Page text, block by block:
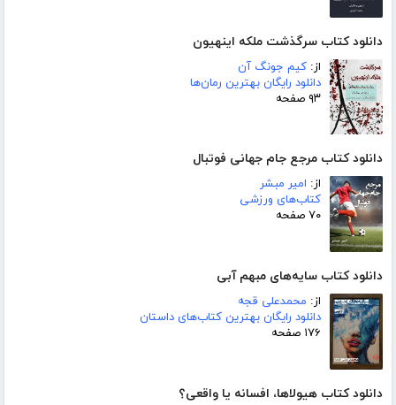
دانلود کتاب سرگذشت ملکه اینهیون
از: کیم جونگ آن
دانلود رایگان بهترین رمان‌ها
۹۳ صفحه
دانلود کتاب مرجع جام جهانی فوتبال
از: امیر مبشر
کتاب‌های ورزشی
۷۰ صفحه
دانلود کتاب سایه‌های مبهم آبی
از: محمدعلی قجه
دانلود رایگان بهترین کتاب‌های داستان
۱۷۶ صفحه
دانلود کتاب هیولاها، افسانه یا واقعی؟